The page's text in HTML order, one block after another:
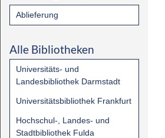
Ablieferung
Alle Bibliotheken
Universitäts- und
Landesbibliothek Darmstadt
Universitätsbibliothek Frankfurt
Hochschul-, Landes- und
Stadtbibliothek Fulda